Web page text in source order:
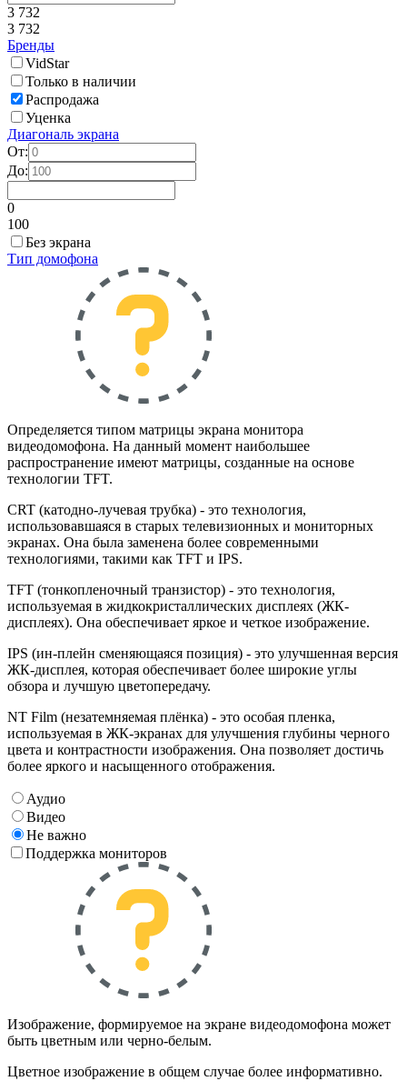
3 732
3 732
Бренды
VidStar
Только в наличии
Распродажа
Уценка
Диагональ экрана
От:
До:
0
100
Без экрана
Тип домофона
Определяется типом матрицы экрана монитора
видеодомофона. На данный момент наибольшее
распространение имеют матрицы, созданные на основе
технологии TFT.
CRT (катодно-лучевая трубка) - это технология,
использовавшаяся в старых телевизионных и мониторных
экранах. Она была заменена более современными
технологиями, такими как TFT и IPS.
TFT (тонкопленочный транзистор) - это технология,
используемая в жидкокристаллических дисплеях (ЖК-
дисплеях). Она обеспечивает яркое и четкое изображение.
IPS (ин-плейн сменяющаяся позиция) - это улучшенная версия
ЖК-дисплея, которая обеспечивает более широкие углы
обзора и лучшую цветопередачу.
NT Film (незатемняемая плёнка) - это особая пленка,
используемая в ЖК-экранах для улучшения глубины черного
цвета и контрастности изображения. Она позволяет достичь
более яркого и насыщенного отображения.
Аудио
Видео
Не важно
Поддержка мониторов
Изображение, формируемое на экране видеодомофона может
быть цветным или черно-белым.
Цветное изображение в общем случае более информативно.